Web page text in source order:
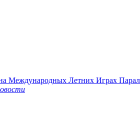
Международных Летних Играх